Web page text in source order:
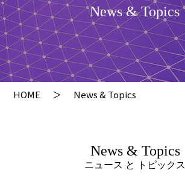
News & Topics
HOME News & Topics
News & Topics
ニュース と トピックス